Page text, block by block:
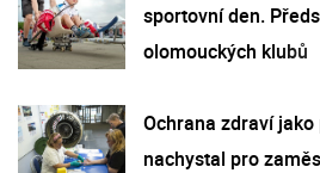
sportovní den.
olomouckých klubů
Ochrana zdraví
nachystal pro